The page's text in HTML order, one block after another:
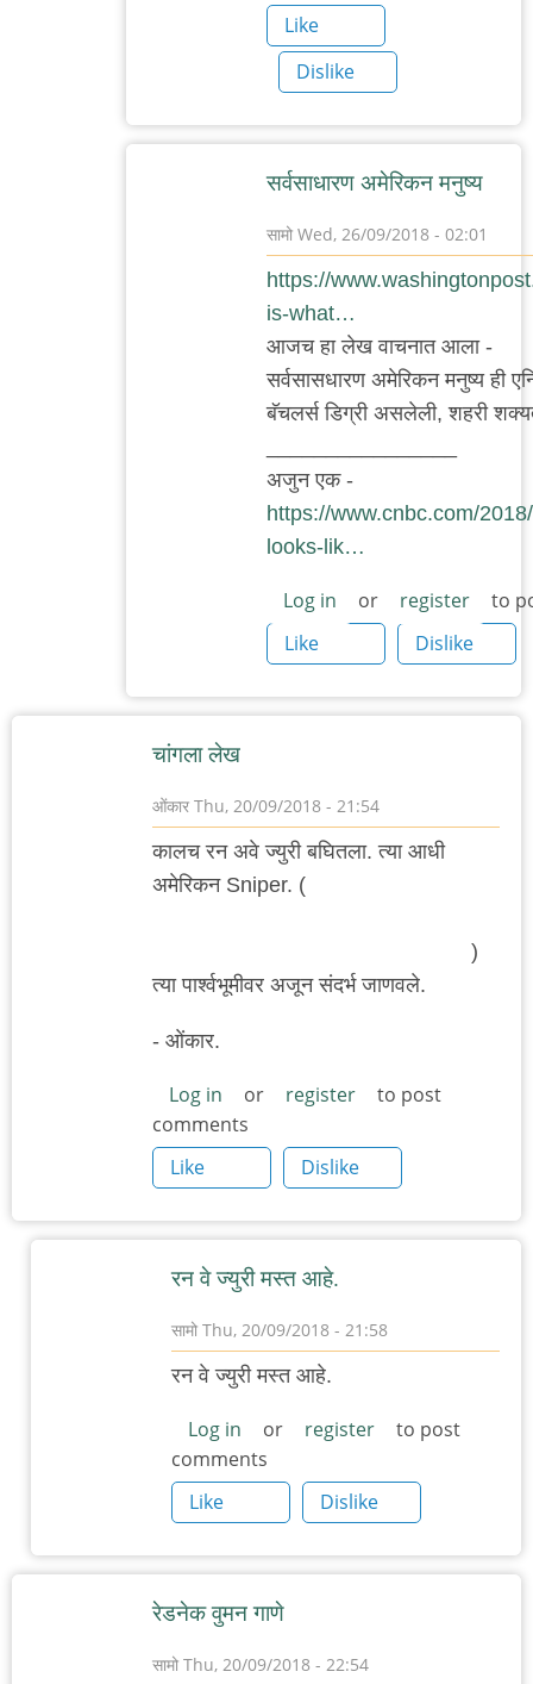
Like
Dislike
सर्वसाधारण अमेरिकन मनुष्य
सामो Wed, 26/09/2018 - 02:01
In
reply
गल्लीतली
बिल्ली
Nile
https://
is-what…
आजच हा लेख वाचनात आला -
सर्वसासधारण अमेरिकन मनुष्य ही
बॅचलर्स डिग्री असलेली, शहरी
अजुन एक -
https://www.cnbc.com/
looks-lik…
Log in or register
to
Like
Dislike
चांगला लेख
ओंकार Thu, 20/09/2018 - 21:54
कालच रन अवे ज्युरी बघितला. त्या आधी
अमेरिकन Sniper. (
)
त्या पार्श्वभूमीवर अजून संदर्भ जाणवले.
- ओंकार.
Log in or register
to post
comments
Like
Dislike
रन वे ज्युरी मस्त आहे.
सामो Thu, 20/09/2018 - 21:58
चांगला
लेख
by
ओंकार
रन वे ज्युरी मस्त आहे.
Log in or register
to post
comments
Like
Dislike
रेडनेक वुमन गाणे
सामो Thu, 20/09/2018 - 22:54